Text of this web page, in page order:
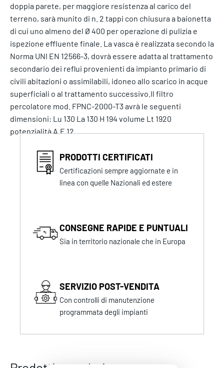
doppia parete, per maggiore resistenza al carico del
terreno, sarà munito di n. 2 tappi con chiusura a baionetta
di cui uno almeno del Ø 400 per operazione di pulizia e
ispezione effluente finale. La vasca è realizzata secondo la
Norma UNI EN 12566-3, dovrà essere adatta al trattamento
secondario dei reflui provenienti da impianto primario di
civili abitazioni o assimilabili, idoneo allo scarico in acque
superficiali o al trattamento successivo.Il filtro
percolatore mod. FPNC-2000-T3 avrà le seguenti
dimensioni: Lu 130 La 130 H 194 volume Lt 1920
potenzialità A.E 12
PRODOTTI CERTIFICATI
Certificazioni sempre aggiornate e in
linea con quelle Nazionali ed estere
CONSEGNE RAPIDE E PUNTUALI
Sia in territorio nazionale che in Europa
SERVIZIO POST-VENDITA
Con controlli di manutenzione
programmata degli impianti